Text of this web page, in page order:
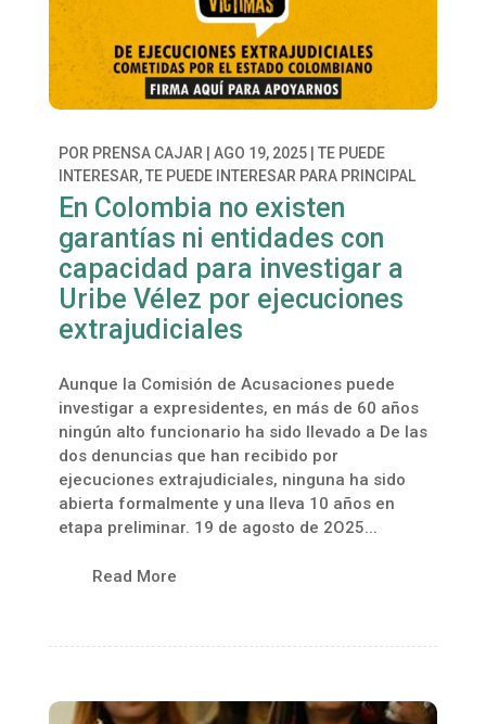
POR PRENSA CAJAR| AGO 19, 2025| TE PUEDE
INTERESAR,TE PUEDE INTERESAR PARA PRINCIPAL
En Colombia no existen
garantías ni entidades con
capacidad para investigar a
Uribe Vélez por ejecuciones
extrajudiciales
Aunque la Comisión de Acusaciones puede
investigar a expresidentes, en más de 60 años
ningún alto funcionario ha sido llevado a De las
dos denuncias que han recibido por
ejecuciones extrajudiciales, ninguna ha sido
abierta formalmente y una lleva 10 años en
etapa preliminar. 19 de agosto de 2O25...
Read More